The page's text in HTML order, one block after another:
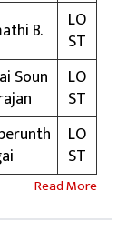
B.
LO
ST
Soun
LO
ST
LO
ST